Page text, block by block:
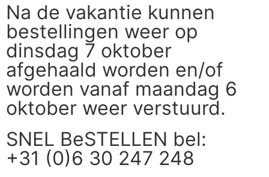
Na de vakantie kunnen
bestellingen weer op
dinsdag 7 oktober
afgehaald worden en/of
worden vanaf maandag 6
oktober weer verstuurd.
SNEL BeSTELLEN bel:
+31 (0)6 30 247 248